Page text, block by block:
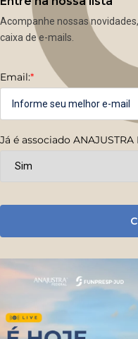
Acompanhe nossas
caixa de e-mails.
Email:*
Já é associado ANAJUSTRA